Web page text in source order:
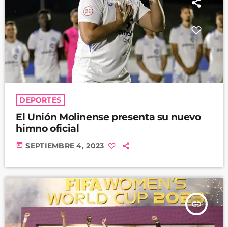
DEPORTES
El Unión Molinense presenta su nuevo
himno oficial
today SEPTIEMBRE 4, 2023
insert_link